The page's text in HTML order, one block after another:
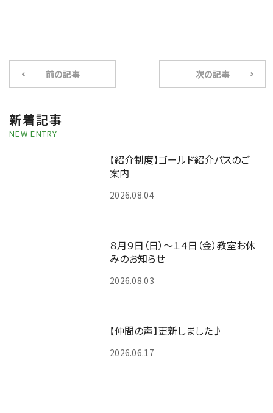
前の記事 次の記事
新着記事
NEW ENTRY
【紹介制度】ゴールド紹介パスのご
案内
2026.08.04
８月９日（日）～１４日（金）教室お休
みのお知らせ
2026.08.03
【仲間の声】更新しました♪
2026.06.17